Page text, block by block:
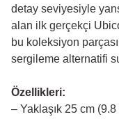
detay seviyesiyle
alan ilk gerçekçi
bu koleksiyon
sergileme alternatifi
Özellikleri:
– Yaklaşık 25 cm